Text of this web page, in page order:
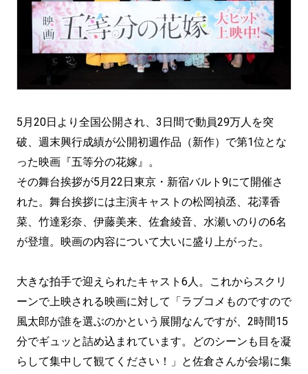
5月20日より全国公開され、3日間で動員29万人を突
破、週末興行成績が公開初週作品（新作）で第1位とな
った映画『五等分の花嫁』。
その舞台挨拶が5月22日東京・新宿バルト9にて開催さ
れた。舞台挨拶には主演キャストの松岡禎丞、花澤香
菜、竹達彩奈、伊藤美来、佐倉綾音、水瀬いのりの6名
が登壇。映画の内容について大いに盛り上がった。
大きな拍手で迎えられたキャスト6人。これからスクリ
ーンで上映される映画に対して「ラブコメものですので
風太郎が誰を選ぶのかという展開なんですが、2時間15
分でギュッと詰め込まれています。どのシーンも目を凝
らして集中して観てください！」と佐倉さんが会場に集